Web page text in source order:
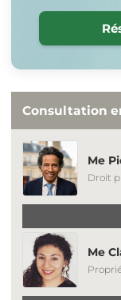
Consultation
Me
Droit
Me